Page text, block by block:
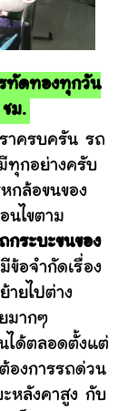
ทัดทองทุกวัน
ม.
ครบครัน รถ
ทุกอย่างครับ
กล้อขนของ
นไขตาม
กระบะขนของ
ข้อจำกัดเรื่อง
ายไปต่าง
มากๆ
ได้ตลอดตั้งแต่
องการรถด่วน
ะหลังคาสูง กับ